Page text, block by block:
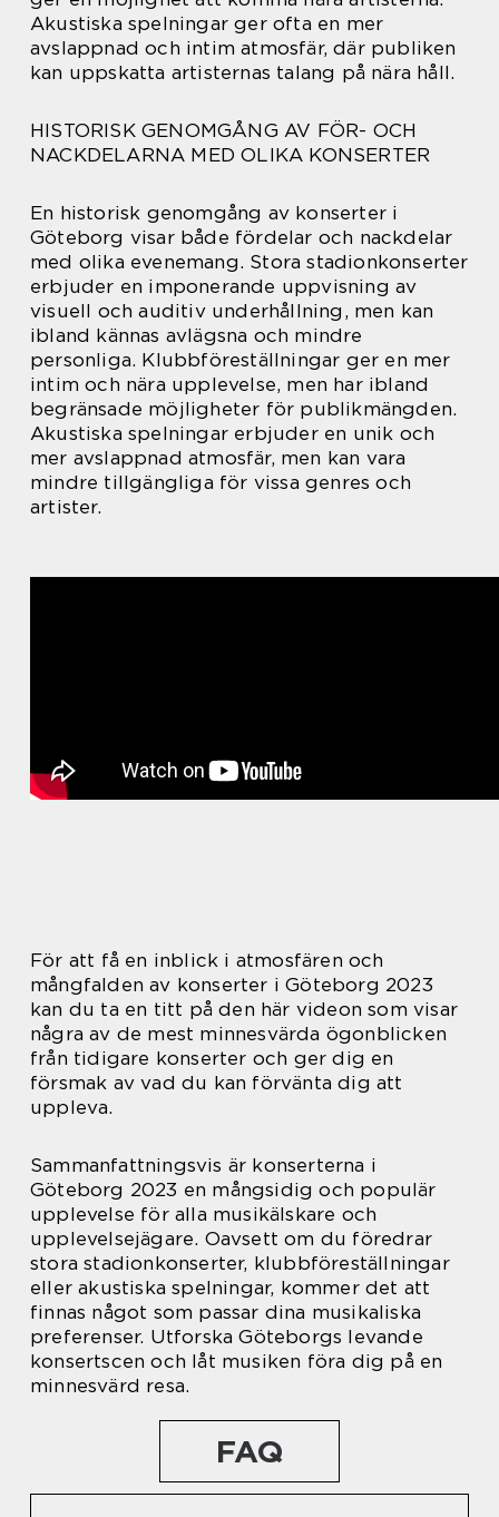
Akustiska spelningar ger ofta en mer
avslappnad och intim atmosfär, där publiken
kan uppskatta artisternas talang på nära håll.
HISTORISK GENOMGÅNG AV FÖR- OCH
NACKDELARNA MED OLIKA KONSERTER
En historisk genomgång av konserter i
Göteborg visar både fördelar och nackdelar
med olika evenemang. Stora stadionkonserter
erbjuder en imponerande uppvisning av
visuell och auditiv underhållning, men kan
ibland kännas avlägsna och mindre
personliga. Klubbföreställningar ger en mer
intim och nära upplevelse, men har ibland
begränsade möjligheter för publikmängden.
Akustiska spelningar erbjuder en unik och
mer avslappnad atmosfär, men kan vara
mindre tillgängliga för vissa genres och
artister.
För att få en inblick i atmosfären och
mångfalden av konserter i Göteborg 2023
kan du ta en titt på den här videon som visar
några av de mest minnesvärda ögonblicken
från tidigare konserter och ger dig en
försmak av vad du kan förvänta dig att
uppleva.
Sammanfattningsvis är konserterna i
Göteborg 2023 en mångsidig och populär
upplevelse för alla musikälskare och
upplevelsejägare. Oavsett om du föredrar
stora stadionkonserter, klubbföreställningar
eller akustiska spelningar, kommer det att
finnas något som passar dina musikaliska
preferenser. Utforska Göteborgs levande
konsertscen och låt musiken föra dig på en
minnesvärd resa.
FAQ